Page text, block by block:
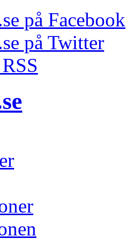
på Facebook
på Twitter